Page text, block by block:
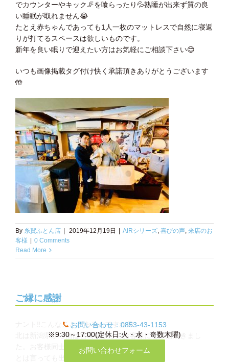
お問い合わせ： 0853-43-1153
※9:30～17:00(定休日:火・水・奇数木曜)
お問い合わせフォーム
でカウンターやキック🦵を喰らったり💦熟睡が出来ず質の良
い睡眠が取れません😭
たとえ赤ちゃんであっても1人一枚のマットレスで自然に寝返
りが打てるスペースは欲しいものです。
新年を良い眠りで迎えたい方はお気軽にご相談下さい😊
いつも画像掲載タグ付け快く承諾頂きありがとうございます
🤲
By 糸賀ふとん店 2019年12月19日 AiRシリーズ, 喜びの声, 来店のお
客様
0 Comments
Read More
ご縁に感謝
こんなことがあるんですね😲
北は新潟県から南は宮崎県からのお客様にご来店頂きまし
た。お客様同士もビックリされてました
😅
お問い合わせ： 0853-43-1153
※9:30～17:00(定休日:火・水・奇数木曜)
お問い合わせフォーム